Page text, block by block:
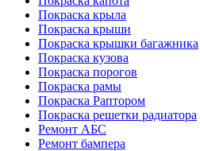
Покраска крыла
Покраска крыши
Покраска крышки багажника
Покраска кузова
Покраска порогов
Покраска рамы
Покраска Раптором
Покраска решетки радиатора
Ремонт АБС
Ремонт бампера